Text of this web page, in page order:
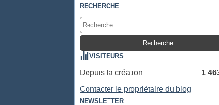
RECHERCHE
VISITEURS
Depuis la création
1
Contacter le propriétaire du blog
NEWSLETTER